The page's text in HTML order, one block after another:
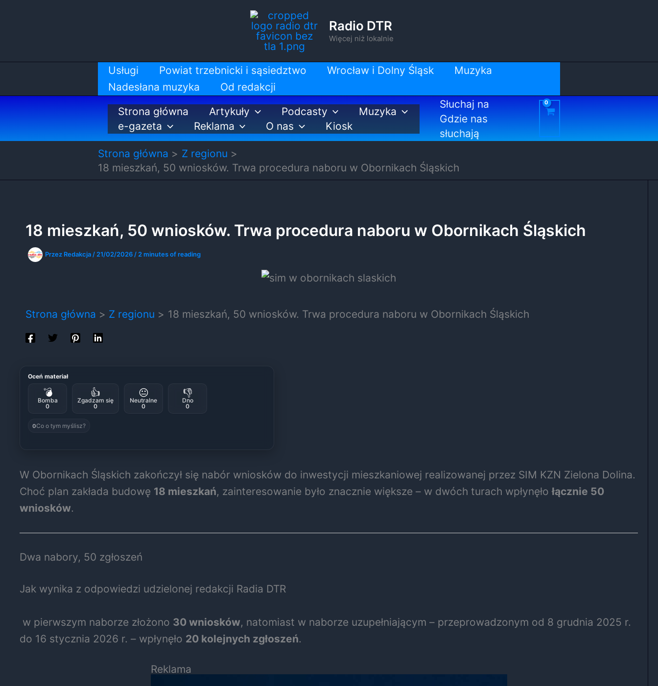
Radio DTR
Więcej niż lokalnie
Usługi Powiat trzebnicki i sąsiedztwo Wrocław i Dolny Śląsk
Muzyka
Nadesłana muzyka
Od redakcji
Strona główna
Artykuły Podcasty
Muzyka
e-gazeta
Reklama O nas Kiosk
Słuchaj na
Gdzie nas
słuchają
Strona główna
Z regionu
18 mieszkań, 50 wniosków. Trwa procedura naboru w Obornikach Śląskich
18 mieszkań, 50 wniosków. Trwa procedura naboru w Obornikach Śląskich
Przez Redakcja / 21/02/2026 / 2 minutes of reading
Strona główna Z regionu 18 mieszkań, 50 wniosków. Trwa procedura naboru w Obornikach Śląskich
Oceń materiał
💣
Bomba
0
👍
Zgadzam się
0
😐
Neutralne
0
👎
Dno
0
0Co o tym myślisz?
W Obornikach Śląskich zakończył się nabór wniosków do inwestycji mieszkaniowej realizowanej przez SIM KZN Zielona Dolina.
Choć plan zakłada budowę 18 mieszkań, zainteresowanie było znacznie większe – w dwóch turach wpłynęło łącznie 50
wniosków.
Dwa nabory, 50 zgłoszeń
Jak wynika z odpowiedzi udzielonej redakcji Radia DTR
w pierwszym naborze złożono 30 wniosków, natomiast w naborze uzupełniającym – przeprowadzonym od 8 grudnia 2025 r.
do 16 stycznia 2026 r. – wpłynęło 20 kolejnych zgłoszeń.
Reklama